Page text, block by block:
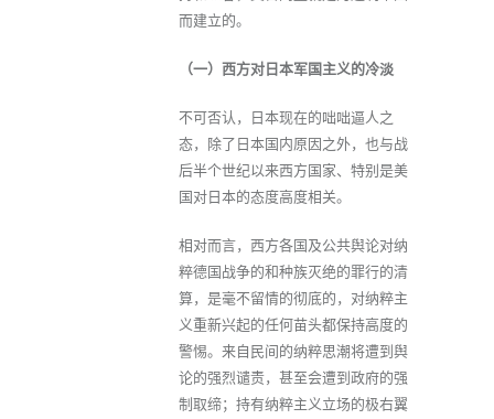
而建立的。
（一）西方对日本军国主义的冷淡
不可否认，日本现在的咄咄逼人之
态，除了日本国内原因之外，也与战
后半个世纪以来西方国家、特别是美
国对日本的态度高度相关。
相对而言，西方各国及公共舆论对纳
粹德国战争的和种族灭绝的罪行的清
算，是毫不留情的彻底的，对纳粹主
义重新兴起的任何苗头都保持高度的
警惕。来自民间的纳粹思潮将遭到舆
论的强烈谴责，甚至会遭到政府的强
制取缔；持有纳粹主义立场的极右翼